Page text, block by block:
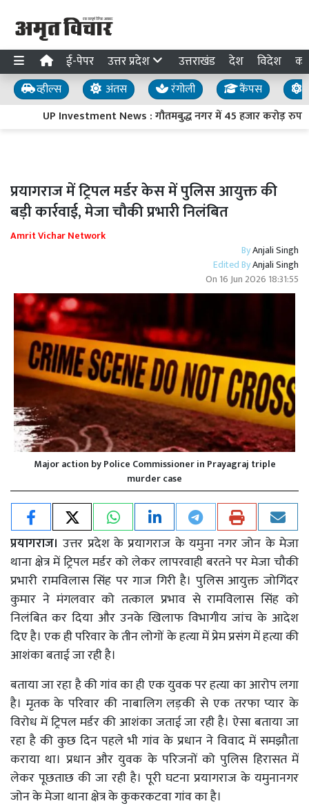
ई-पेपर उत्तर प्रदेश उत्तराखंड देश विदेश
व्हील्स अंतस रंगोली कैंपस
UP Investment News : गौतमबुद्ध नगर में 45 हजार करोड़
प्रयागराज में ट्रिपल मर्डर केस में पुलिस आयुक्त की
बड़ी कार्रवाई, मेजा चौकी प्रभारी निलंबित
Amrit Vichar Network
ByAnjali Singh
Edited ByAnjali Singh
On 16 Jun 2026 18:31:55
Major action by Police Commissioner in Prayagraj triple
murder case
प्रयागराज।उत्तर प्रदेश के प्रयागराज के यमुना नगर जोन के मेजा
थाना क्षेत्र में ट्रिपल मर्डर को लेकर लापरवाही बरतने पर मेजा चौकी
प्रभारी रामविलास सिंह पर गाज गिरी है। पुलिस आयुक्त जोगिंदर
कुमार ने मंगलवार को तत्काल प्रभाव से रामविलास सिंह को
निलंबित कर दिया और उनके खिलाफ विभागीय जांच के आदेश
दिए है। एक ही परिवार के तीन लोगों के हत्या में प्रेम प्रसंग में हत्या की
आशंका बताई जा रही है।
बताया जा रहा है की गांव का ही एक युवक पर हत्या का आरोप लगा
है। मृतक के परिवार की नाबालिग लड़की से एक तरफा प्यार के
विरोध में ट्रिपल मर्डर की आशंका जताई जा रही है। ऐसा बताया जा
रहा है की कुछ दिन पहले भी गांव के प्रधान ने विवाद में समझौता
कराया था। प्रधान और युवक के परिजनों को पुलिस हिरासत में
लेकर पूछताछ की जा रही है। पूरी घटना प्रयागराज के यमुनानगर
जोन के मेजा थाना क्षेत्र के कुकरकटवा गांव का है।